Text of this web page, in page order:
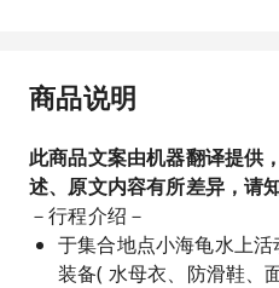
商品说明
此商品文案由机器翻译提供
述、原文内容有所差异，请知
－行程介绍－
于集合地点小海龟水上
装备( 水母衣、防滑鞋、